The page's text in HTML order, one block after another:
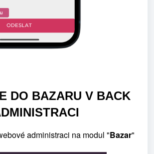
DO BAZARU V BACK
administraci na modul "Bazar"